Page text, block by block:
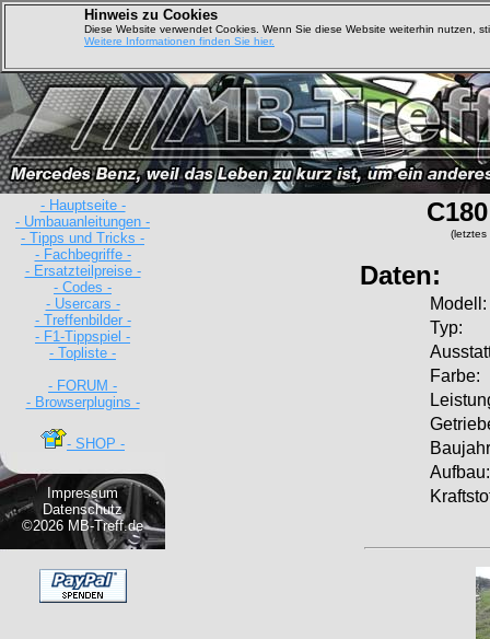
Hinweis zu Cookies
Diese Website verwendet Cookies. Wenn Sie diese Website weiterhin nutzen,
Weitere Informationen finden Sie hier.
- Hauptseite -
- Umbauanleitungen -
- Tipps und Tricks -
- Fachbegriffe -
- Ersatzteilpreise -
- Codes -
- Usercars -
- Treffenbilder -
- F1-Tippspiel -
- Topliste -
- FORUM -
- Browserplugins -
- SHOP -
Impressum
Datenschutz
©2026 MB-Treff.de
(letztes
Daten:
Modell:
Typ:
Farbe:
Aufbau: